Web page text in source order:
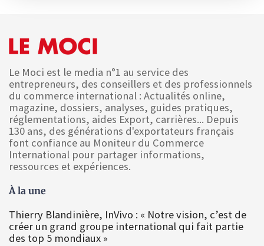
Le Moci est le media n°1 au service des
entrepreneurs, des conseillers et des professionnels
du commerce international : Actualités online,
magazine, dossiers, analyses, guides pratiques,
réglementations, aides Export, carrières... Depuis
130 ans, des générations d'exportateurs français
font confiance au Moniteur du Commerce
International pour partager informations,
ressources et expériences.
À la une
Thierry Blandinière, InVivo : « Notre vision, c’est de
créer un grand groupe international qui fait partie
des top 5 mondiaux »